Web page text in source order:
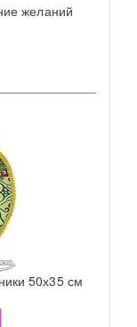
желаний
50х35 см